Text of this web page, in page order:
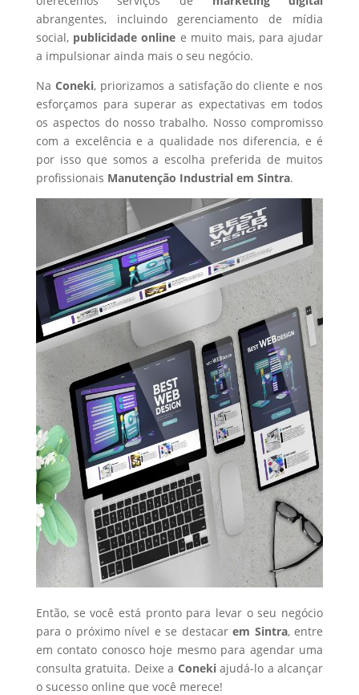
abrangentes, incluindo gerenciamento de mídia
social, publicidade online e muito mais, para ajudar
a impulsionar ainda mais o seu negócio.
Na Coneki, priorizamos a satisfação do cliente e nos
esforçamos para superar as expectativas em todos
os aspectos do nosso trabalho. Nosso compromisso
com a excelência e a qualidade nos diferencia, e é
por isso que somos a escolha preferida de muitos
profissionais Manutenção Industrialem Sintra.
Então, se você está pronto para levar o seu negócio
para o próximo nível e se destacarem Sintra, entre
em contato conosco hoje mesmo para agendar uma
consulta gratuita. Deixe a Conekiajudá-lo a alcançar
o sucesso online que você merece!